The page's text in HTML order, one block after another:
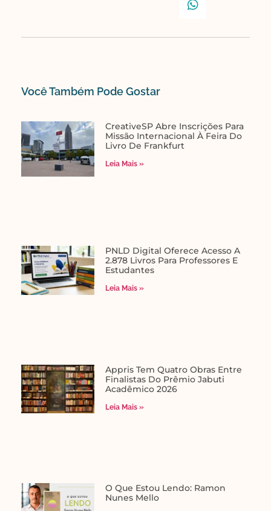
Você Também Pode Gostar​
CreativeSP Abre Inscrições Para
Missão Internacional À Feira Do
Livro De Frankfurt
Leia Mais »
PNLD Digital Oferece Acesso A
2.878 Livros Para Professores E
Estudantes
Leia Mais »
Appris Tem Quatro Obras Entre
Finalistas Do Prêmio Jabuti
Acadêmico 2026
Leia Mais »
O Que Estou Lendo: Ramon
Nunes Mello